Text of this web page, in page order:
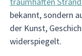
bekannt, sondern
der Kunst,
widerspiegelt.